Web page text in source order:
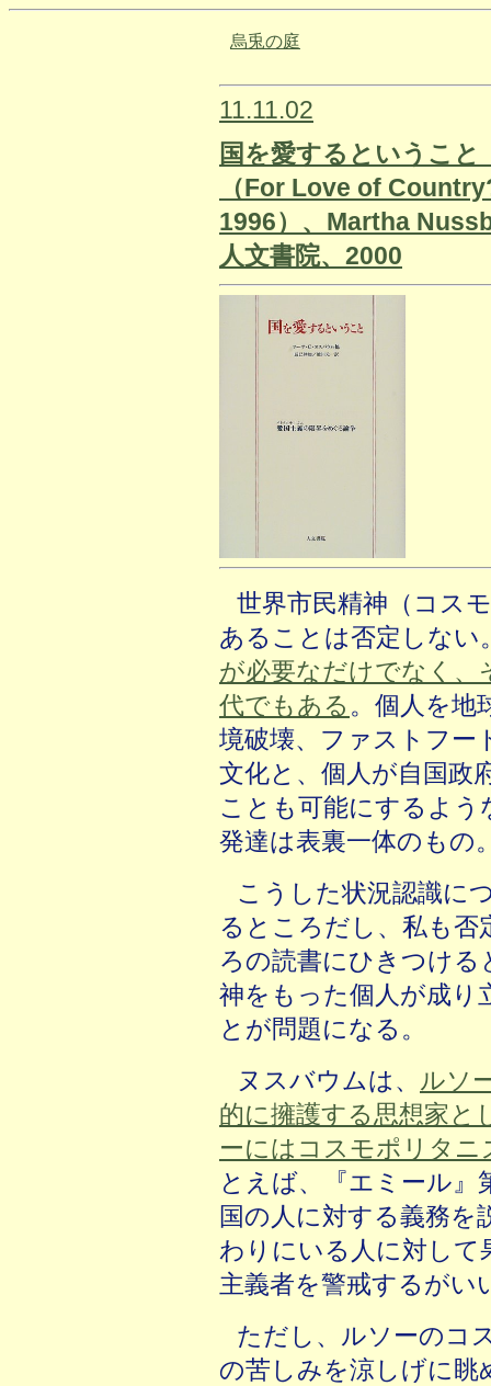
烏兎の庭
11.11.02
国を愛するということ
（For Love of
1996）、Martha
人文書院、2000
世界市民精神（コス
あることは否定しない
が必要なだけでなく、
代でもある 。個人を地
境破壊、ファストフー
文化と、個人が自国政
ことも可能にするよ
発達は表裏一体のもの
こうした状況認識に
るところだし、私も
ろの読書にひきつける
神をもった個人が成り
とが問題になる。
ヌスバウムは、 ルソ
的に擁護する思想家と
ーにはコスモポリタ
とえば、『エミール』
国の人に対する義務を
わりにいる人に対して
主義者を警戒するがい
ただし、ルソーのコ
の苦しみを涼しげに眺